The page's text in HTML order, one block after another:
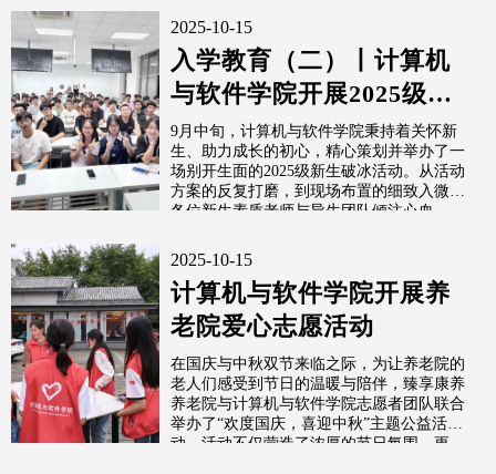
2025-10-15
入学教育（二）丨计算机
与软件学院开展2025级新
生破冰活动
9月中旬，计算机与软件学院秉持着关怀新
生、助力成长的初心，精心策划并举办了一
场别开生面的2025级新生破冰活动。从活动
方案的反复打磨，到现场布置的细致入微，
各位新生素质老师与导生团队倾注心血...
2025-10-15
计算机与软件学院开展养
老院爱心志愿活动
在国庆与中秋双节来临之际，为让养老院的
老人们感受到节日的温暖与陪伴，臻享康养
养老院与计算机与软件学院志愿者团队联合
举办了“欢度国庆，喜迎中秋”主题公益活
动。活动不仅营造了浓厚的节日氛围，更